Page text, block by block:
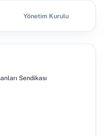
Yönetim Kurulu
Sendikası